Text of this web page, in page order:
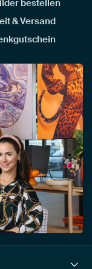
bestellen
& Versand